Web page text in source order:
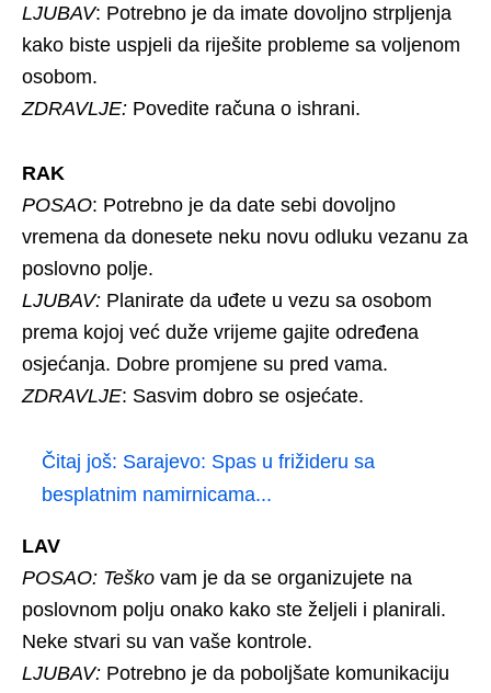
LJUBAV: Potrebno je da imate dovoljno strpljenja
kako biste uspjeli da riješite probleme sa voljenom
osobom.
ZDRAVLJE: Povedite računa o ishrani.
RAK
POSAO: Potrebno je da date sebi dovoljno
vremena da donesete neku novu odluku vezanu za
poslovno polje.
LJUBAV: Planirate da uđete u vezu sa osobom
prema kojoj već duže vrijeme gajite određena
osjećanja. Dobre promjene su pred vama.
ZDRAVLJE: Sasvim dobro se osjećate.
Čitaj još: Sarajevo: Spas u frižideru sa
besplatnim namirnicama...
LAV
POSAO: Teško vam je da se organizujete na
poslovnom polju onako kako ste željeli i planirali.
Neke stvari su van vaše kontrole.
LJUBAV: Potrebno je da poboljšate komunikaciju